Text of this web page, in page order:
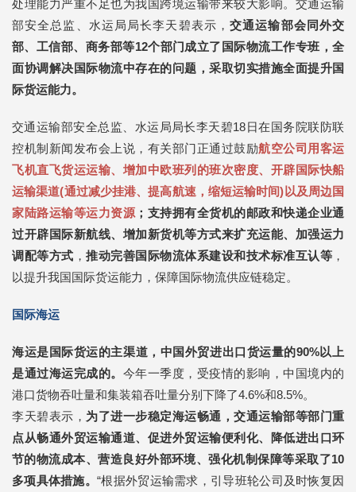
处理能力严重不足也为我国跨境运输带来较大影响。交通运输
部安全总监、水运局局长李天碧表示，交通运输部会同外交
部、工信部、商务部等12个部门成立了国际物流工作专班，全
面协调解决国际物流中存在的问题，采取切实措施全面提升国
际货运能力。
交通运输部安全总监、水运局局长李天碧18日在国务院联防联
控机制新闻发布会上说，有关部门正通过鼓励航空公司用客运
飞机直飞货运运输、增加中欧班列的班次密度、开辟国际快船
运输渠道(通过减少挂港、提高航速，缩短运输时间) 以及周边国
家陆路运输等运力资源 ； 支持拥有全货机的邮政和快递企业通
过开辟国际新航线、增加新货机等方式来扩充运能、加强运力
调配等方式 ， 推动完善国际物流体系建设和技术标准互认等 ，
以提升我国国际货运能力，保障国际物流供应链稳定。
国际海运
海运是国际货运的主渠道，中国外贸进出口货运量的90%以上
是通过海运完成的。 今年一季度，受疫情的影响，中国境内的
港口货物吞吐量和集装箱吞吐量分别下降了4.6%和8.5%。
李天碧表示， 为了进一步稳定海运畅通，交通运输部等部门重
点从畅通外贸运输通道、促进外贸运输便利化、降低进出口环
节的物流成本、营造良好外部环境、强化机制保障等采取了10
多项具体措施。“根据外贸运输需求，引导班轮公司及时恢复因